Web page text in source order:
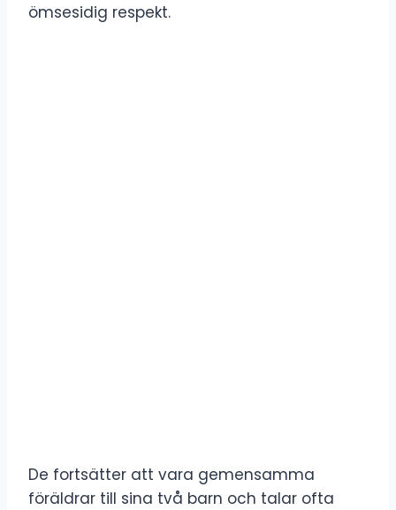
ömsesidig respekt.
De fortsätter att vara gemensamma
föräldrar till sina två barn och talar ofta